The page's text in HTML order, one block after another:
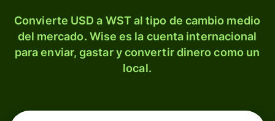
Convierte USD a WST al tipo de cambio medio
del mercado. Wise es la cuenta internacional
para enviar, gastar y convertir dinero como un
local.